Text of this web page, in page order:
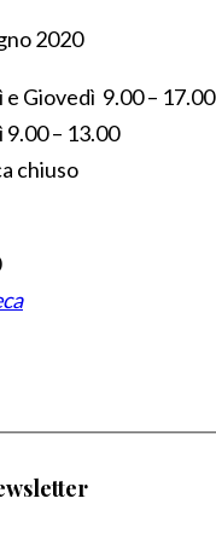
2020
Giovedì 9.00 – 17.00
– 13.00
chiuso